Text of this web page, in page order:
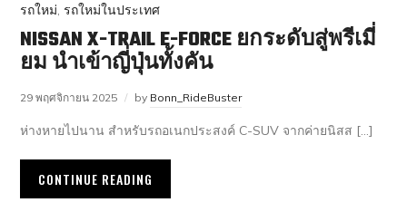
รถใหม่,รถใหม่ในประเทศ
NISSAN X-TRAIL E-FORCE ยกระดับสู่พรีเมี่
ยม นำเข้าญี่ปุ่นทั้งคัน
29 พฤศจิกายน 2025 by Bonn_RideBuster
ห่างหายไปนาน สำหรับรถอเนกประสงค์ C-SUV จากค่ายนิสส […]
CONTINUE READING